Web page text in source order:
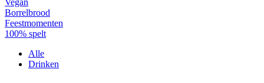
Borrelbrood
Feestmomenten
100% spelt
Alle
Drinken